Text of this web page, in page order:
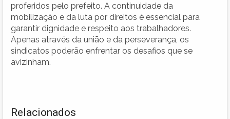
proferidos pelo prefeito. A continuidade da
mobilização e da luta por direitos é essencial para
garantir dignidade e respeito aos trabalhadores.
Apenas através da união e da perseverança, os
sindicatos poderão enfrentar os desafios que se
avizinham.
Relacionados